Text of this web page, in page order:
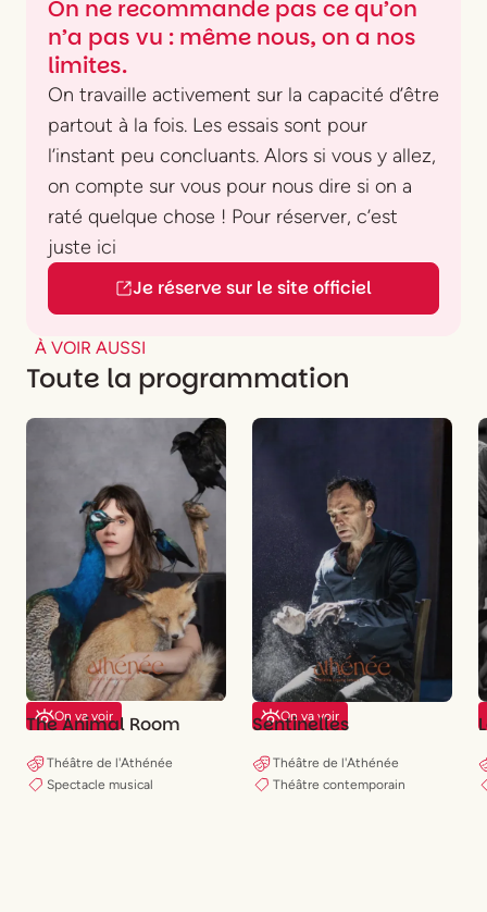
On ne recommande pas ce qu’on
n’a pas vu : même nous, on a nos
limites.
On travaille activement sur la capacité d’être
partout à la fois. Les essais sont pour
l’instant peu concluants. Alors si vous y allez,
on compte sur vous pour nous dire si on a
raté quelque chose ! Pour réserver, c’est
juste ici
Je réserve sur le site officiel
À VOIR AUSSI
Toute la programmation
On va voir
The Animal Room
Théâtre de l'Athénée
Spectacle musical
On va voir
Sentinelles
Théâtre de l'Athénée
Théâtre contemporain